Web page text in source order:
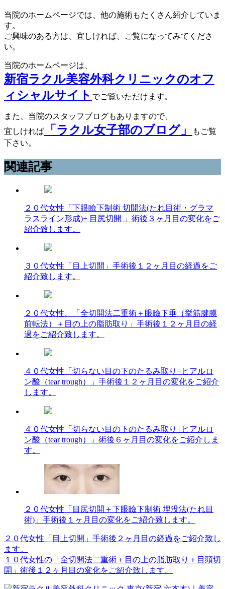
当院のホームページでは、他の施術もたくさん紹介していま
す。
ご興味のある方は、宜しければ、ご覧になってみてくださ
い。
当院のホームページは、
新宿ラクル美容外科クリニックのオフ
ィシャルサイト でご覧いただけます。
また、当院のスタッフブログもありますので、
宜しければ
「ラクル女子部のブログ」
もご覧
下さい。
関連記事
２０代女性「下眼瞼下制術 切開法(たれ目術・グラマ
ラスライン形成)+ 目尻切開 」術後３ヶ月目の変化をご
紹介致します。
３０代女性「目上切開」手術後１２ヶ月目の経過をご
紹介致します。
２０代女性、「全切開法二重術＋眼瞼下垂（挙筋腱膜
前転法）＋目の上の脂肪取り」手術後１２ヶ月目の経
過をご紹介致します。
４０代女性「切らない目の下のたるみ取り+ヒアルロ
ン酸（tear trough）」手術後１２ヶ月目の変化をご紹介
します。
４０代女性「切らない目の下のたるみ取り+ヒアルロ
ン酸（tear trough）」術後６ヶ月目の変化をご紹介しま
す。
２０代女性「目尻切開＋下眼瞼下制術 埋没法(たれ目
術)」手術後１ヶ月目の変化をご紹介致します。
投
稿
ナ
２０代女性「目上切開」手術後２ヶ月目の経過をご紹介致し
ます。
１０代女性の「全切開法二重術＋目の上の脂肪取り＋目頭切
開」術後１２ヶ月目の変化をご紹介致します。